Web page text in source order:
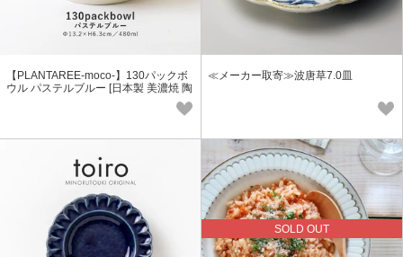
【PLANTAREE-moco-】130パックボ
ウル パステルブルー [日本製 美濃焼 陶
≪メーカー取寄≫波唐草7.0皿
SOLD OUT